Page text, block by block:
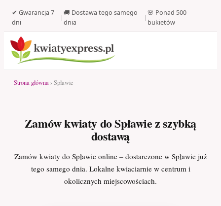
✔ Gwarancja 7
dni
|
🚚 Dostawa tego samego
dnia
|
🌸 Ponad 500
bukietów
Strona główna › Spławie
Zamów kwiaty do Spławie z szybką
dostawą
Zamów kwiaty do Spławie online – dostarczone w Spławie już
tego samego dnia. Lokalne kwiaciarnie w centrum i
okolicznych miejscowościach.